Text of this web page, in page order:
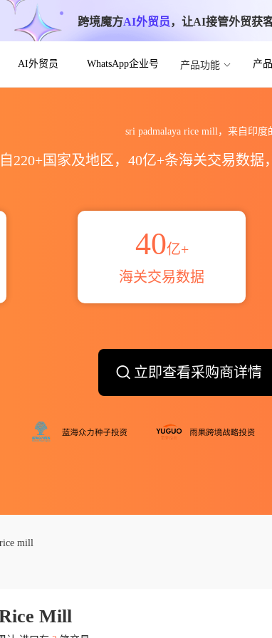
跨境魔方AI外贸员，让AI接管外贸获
AI外贸员 WhatsApp企业号 产品功能 产
sri padmalaya rice mill，来自印
220+国家及地区，40亿+条海关交易数
40亿+
海关交易数据
立即查看采购商详情
mill
Mill